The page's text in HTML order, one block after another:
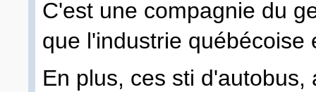
C'est une compagnie du
que l'industrie
En plus, ces sti